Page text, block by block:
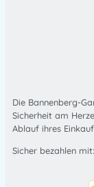
Die Bannenberg-
Sicherheit am
Ablauf ihres
Sicher bezahlen mit: